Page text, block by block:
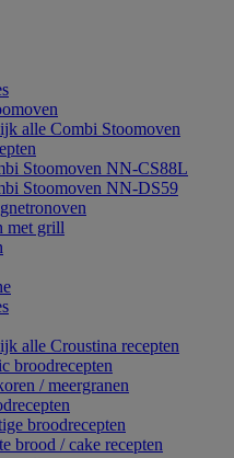
alle Combi Stoomoven
Stoomoven NN-CS88L
Stoomoven NN-DS59
met grill
alle Croustina recepten
broodrecepten
/ meergranen
broodrecepten
brood / cake recepten